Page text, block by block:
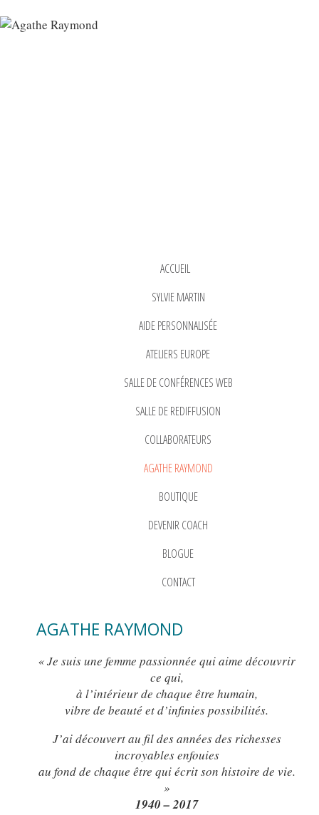
ACCUEIL
SYLVIE MARTIN
AIDE PERSONNALISÉE
ATELIERS EUROPE
SALLE DE CONFÉRENCES WEB
SALLE DE REDIFFUSION
COLLABORATEURS
AGATHE RAYMOND
BOUTIQUE
DEVENIR COACH
BLOGUE
CONTACT
AGATHE RAYMOND
« Je suis une femme passionnée qui aime découvrir
ce qui,
à l’intérieur de chaque être humain,
vibre de beauté et d’infinies possibilités.
J’ai découvert au fil des années des richesses
incroyables enfouies
au fond de chaque être qui écrit son histoire de vie.
»
1940 – 2017